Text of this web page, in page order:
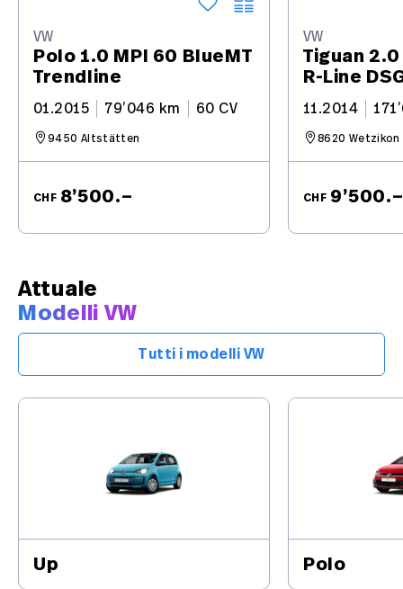
VW
Polo 1.0 MPI 60 BlueMT
Trendline
01.2015 79’046 km 60 CV
9450 Altstätten
CHF 8’500.–
VW
Tiguan
R-Line
11.2014
8620 Wetzikon
CHF 9’500.–
Attuale
Modelli VW
Tutti i modelli VW
Up Polo